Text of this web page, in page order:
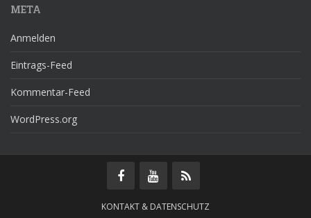
META
Anmelden
Eintrags-Feed
Kommentar-Feed
WordPress.org
KONTAKT & DATENSCHUTZ